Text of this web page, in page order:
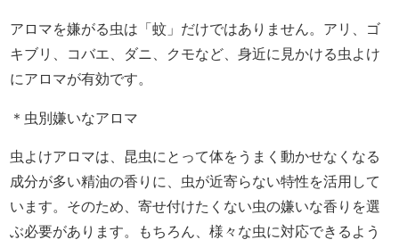
アロマを嫌がる虫は「蚊」だけではありません。アリ、ゴ
キブリ、コバエ、ダニ、クモなど、身近に見かける虫よけ
にアロマが有効です。
＊虫別嫌いなアロマ
虫よけアロマは、昆虫にとって体をうまく動かせなくなる
成分が多い精油の香りに、虫が近寄らない特性を活用して
います。そのため、寄せ付けたくない虫の嫌いな香りを選
ぶ必要があります。もちろん、様々な虫に対応できるよう